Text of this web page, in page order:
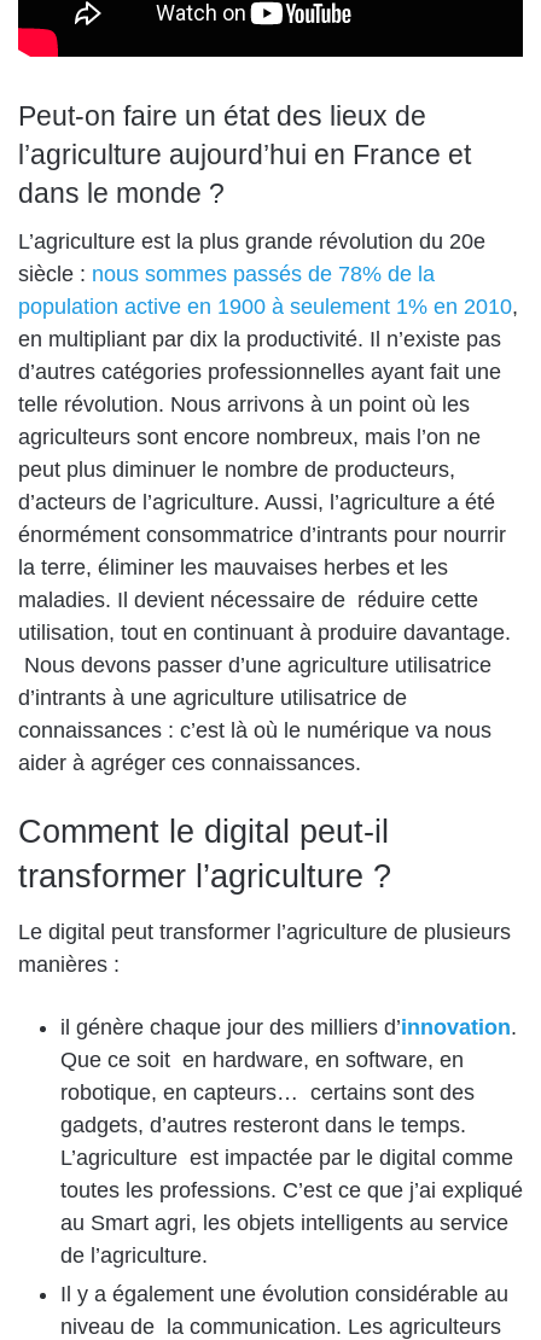
Peut-on faire un état des lieux de
l’agriculture aujourd’hui en France et
dans le monde ?
L’agriculture est la plus grande révolution du 20e
siècle : nous sommes passés de 78% de la
population active en 1900 à seulement 1% en 2010,
en multipliant par dix la productivité. Il n’existe pas
d’autres catégories professionnelles ayant fait une
telle révolution. Nous arrivons à un point où les
agriculteurs sont encore nombreux, mais l’on ne
peut plus diminuer le nombre de producteurs,
d’acteurs de l’agriculture. Aussi, l’agriculture a été
énormément consommatrice d’intrants pour nourrir
la terre, éliminer les mauvaises herbes et les
maladies. Il devient nécessaire de réduire cette
utilisation, tout en continuant à produire davantage.
Nous devons passer d’une agriculture utilisatrice
d’intrants à une agriculture utilisatrice de
connaissances : c’est là où le numérique va nous
aider à agréger ces connaissances.
Comment le digital peut-il
transformer l’agriculture ?
Le digital peut transformer l’agriculture de plusieurs
manières :
il génère chaque jour des milliers d’innovation.
Que ce soit en hardware, en software, en
robotique, en capteurs… certains sont des
gadgets, d’autres resteront dans le temps.
L’agriculture est impactée par le digital comme
toutes les professions. C’est ce que j’ai expliqué
au Smart agri, les objets intelligents au service
de l’agriculture.
Il y a également une évolution considérable au
niveau de la communication. Les agriculteurs